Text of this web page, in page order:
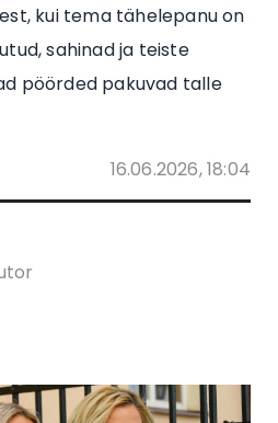
kui tema tähelepanu on
sahinad ja teiste
pöörded pakuvad talle
16.06.2026, 18:04